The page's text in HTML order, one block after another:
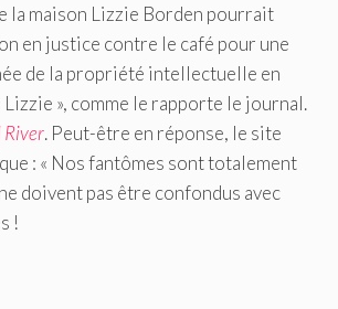
la maison Lizzie Borden pourrait
en justice contre le café pour une
de la propriété intellectuelle en
», comme le rapporte le journal.
River. Peut-être en réponse, le site
: « Nos fantômes sont totalement
doivent pas être confondus avec
!